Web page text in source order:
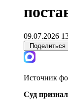
09.07.2026
Поделиться
Источник
Суд